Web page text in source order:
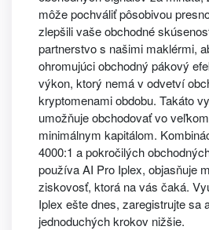
môže pochváliť pôsobivou
zlepšili vaše obchodné
partnerstvo s našimi maklérmi,
ohromujúci obchodný pákový
výkon, ktorý nemá v odvetví
kryptomenami obdobu. Takáto
umožňuje obchodovať vo
minimálnym kapitálom.
4000:1 a pokročilých
používa AI Pro Iplex, objasňuje
ziskovosť, ktorá na vás čaká.
Iplex ešte dnes, zaregistrujte sa
jednoduchých krokov nižšie.